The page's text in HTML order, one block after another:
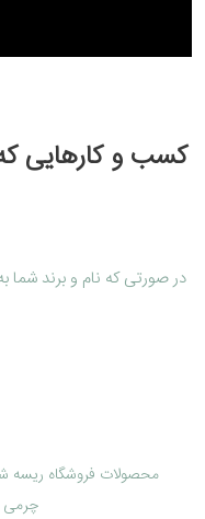
کسب و کارهایی
در صورتی که نام و برند
کالا های بهداشتی و